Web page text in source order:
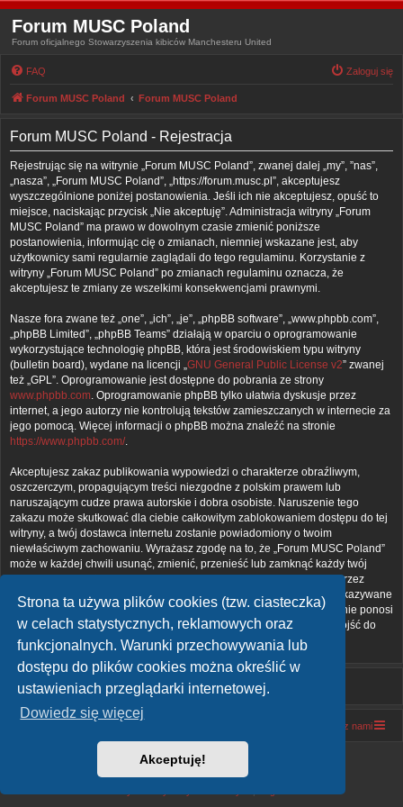
Strona ta używa plików cookies (tzw. ciasteczka)
w celach statystycznych, reklamowych oraz
funkcjonalnych. Warunki przechowywania lub
dostępu do plików cookies można określić w
ustawieniach przeglądarki internetowej.
Dowiedz się więcej
Akceptuję!
Forum MUSC Poland
Forum oficjalnego Stowarzyszenia kibiców Manchesteru United
FAQ Zaloguj się
Forum MUSC Poland Forum MUSC Poland
Forum MUSC Poland - Rejestracja
Rejestrując się na witrynie „Forum MUSC Poland”, zwanej dalej „my”, ”nas”,
„nasza”, „Forum MUSC Poland”, „https://forum.musc.pl”, akceptujesz
wyszczególnione poniżej postanowienia. Jeśli ich nie akceptujesz, opuść to
miejsce, naciskając przycisk „Nie akceptuję”. Administracja witryny „Forum
MUSC Poland” ma prawo w dowolnym czasie zmienić poniższe
postanowienia, informując cię o zmianach, niemniej wskazane jest, aby
użytkownicy sami regularnie zaglądali do tego regulaminu. Korzystanie z
witryny „Forum MUSC Poland” po zmianach regulaminu oznacza, że
akceptujesz te zmiany ze wszelkimi konsekwencjami prawnymi.
Nasze fora zwane też „one”, „ich”, „je”, „phpBB software”, „www.phpbb.com”,
„phpBB Limited”, „phpBB Teams” działają w oparciu o oprogramowanie
wykorzystujące technologię phpBB, która jest środowiskiem typu witryny
(bulletin board), wydane na licencji „GNU General Public License v2” zwanej
też „GPL”. Oprogramowanie jest dostępne do pobrania ze strony
www.phpbb.com. Oprogramowanie phpBB tylko ułatwia dyskusje przez
internet, a jego autorzy nie kontrolują tekstów zamieszczanych w internecie za
jego pomocą. Więcej informacji o phpBB można znaleźć na stronie
https://www.phpbb.com/.
Akceptujesz zakaz publikowania wypowiedzi o charakterze obraźliwym,
oszczerczym, propagującym treści niezgodne z polskim prawem lub
naruszającym cudze prawa autorskie i dobra osobiste. Naruszenie tego
zakazu może skutkować dla ciebie całkowitym zablokowaniem dostępu do tej
witryny, a twój dostawca internetu zostanie powiadomiony o twoim
niewłaściwym zachowaniu. Wyrażasz zgodę na to, że „Forum MUSC Poland”
może w każdej chwili usunąć, zmienić, przenieść lub zamknąć każdy twój
temat, post. Wyrażasz zgodę na zapisywanie wszystkich podanych przez
ciebie informacji w naszej bazie danych. Informacje te nie będą przekazywane
nikomu bez twojej zgody, ale ani „Forum MUSC Poland”, ani phpBB nie ponosi
odpowiedzialności za włamania do witryny, podczas których może dojść do
kradzieży danych.
Kontakt z nami
Technologię dostarczaphpBB® Forum Software © phpBB Limited
Polski pakiet językowy dostarcza